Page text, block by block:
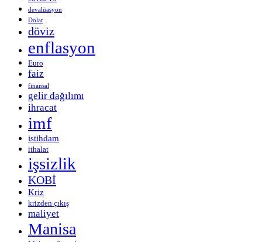
devalüasyon
Dolar
döviz
enflasyon
Euro
faiz
finansal
gelir dağılımı
ihracat
imf
istihdam
ithalat
işsizlik
KOBİ
Kriz
krizden çıkış
maliyet
Manisa